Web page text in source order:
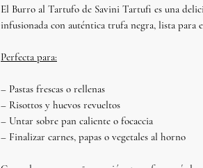
El Burro al Tartufo de Savini Tartufi es una
infusionada con auténtica trufa negra, lista para
Perfecta para:
– Pastas frescas o rellenas
– Risottos y huevos revueltos
– Untar sobre pan caliente o focaccia
– Finalizar carnes, papas o vegetales al horno